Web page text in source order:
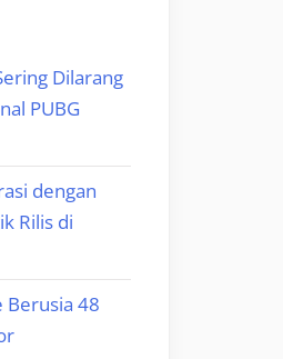
Dilarang
PUBG
dengan
Rilis di
Berusia 48